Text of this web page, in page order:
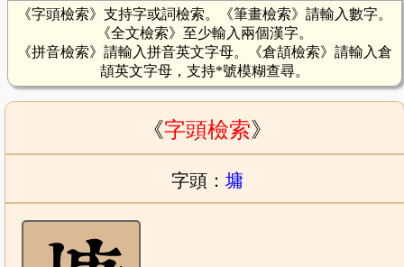
《字頭檢索》支持字或詞檢索。《筆畫檢索》請輸入數字。
《全文檢索》至少輸入兩個漢字。
《拼音檢索》請輸入拼音英文字母。《倉頡檢索》請輸入倉
頡英文字母，支持*號模糊查尋。
《字頭檢索》
字頭： 墉